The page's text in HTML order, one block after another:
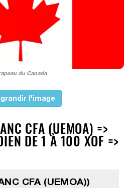
du Canada
l'image
CFA (UEMOA) =>
DE 1 À 100 XOF =>
CFA (UEMOA))